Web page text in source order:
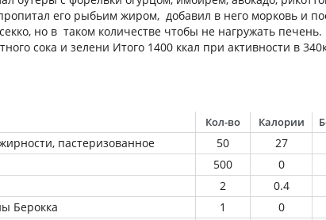
его рыбьим жиром, добавил в него морковь и
но в таком количестве чтобы не нагружать
сока и зелени Итого 1400 ккал при активности в
Кол-во Калории
пастеризованное 50 27
500 0
2 0.4
Берокка
1 0